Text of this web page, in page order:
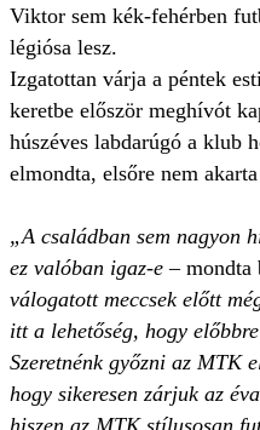
Viktor sem kék-fehérben
légiósa lesz.
Izgatottan várja a péntek
keretbe először meghívót
húszéves labdarúgó a klub
elmondta, elsőre nem
„A családban sem nagyon
ez valóban igaz-e– mondta
válogatott meccsek előtt
itt a lehetőség, hogy
Szeretnénk győzni az MTK
hogy sikeresen zárjuk az